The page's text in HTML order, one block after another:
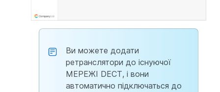
Ви можете додати
ретранслятори до існуючої
МЕРЕЖІ DECT, і вони
автоматично підключаться до